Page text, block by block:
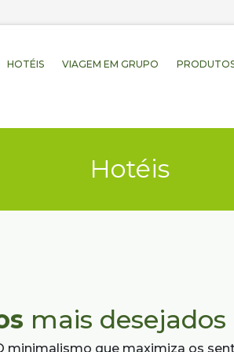
HOTÉIS VIAGEM EM GRUPO
Hotéis
mais desejados
minimalismo que maximiza os